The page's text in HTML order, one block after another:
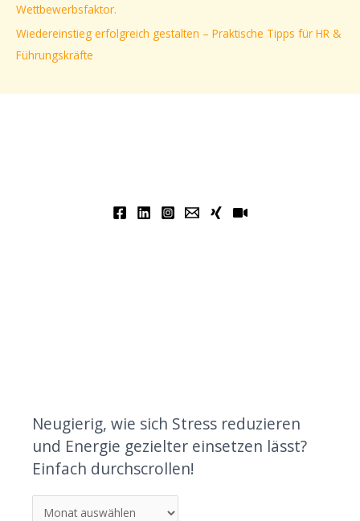
Wettbewerbsfaktor.
Wiedereinstieg erfolgreich gestalten – Praktische Tipps für HR &
Führungskräfte
Neugierig, wie sich Stress reduzieren
und Energie gezielter einsetzen lässt?
Einfach durchscrollen!